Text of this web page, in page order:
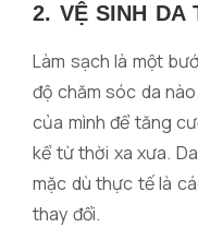
2. VỆ SINH DA
Làm sạch là một
độ chăm sóc da
của mình để tăng
kể từ thời xa xưa.
mặc dù thực tế là
thay đổi.